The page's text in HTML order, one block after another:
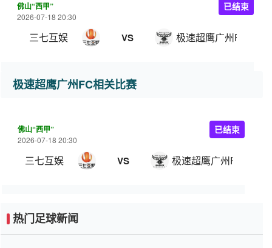
佛山“西甲”
2026-07-18 20:30
三七互娱 VS 极速超鹰广州FC
已结束
极速超鹰广州FC相关比赛
佛山“西甲”
2026-07-18 20:30
三七互娱 VS 极速超鹰广州FC
已结束
热门足球新闻